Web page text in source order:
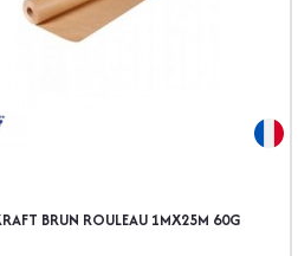
BRUN ROULEAU 1MX25M 60G